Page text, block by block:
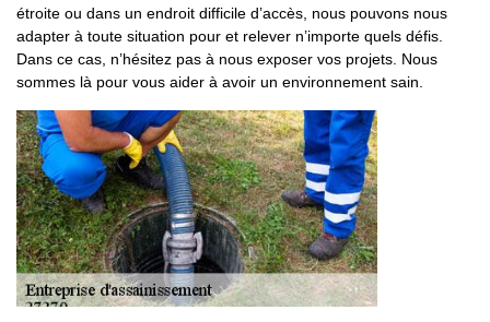
étroite ou dans un endroit difficile d’accès, nous pouvons nous
adapter à toute situation pour et relever n’importe quels défis.
Dans ce cas, n’hésitez pas à nous exposer vos projets. Nous
sommes là pour vous aider à avoir un environnement sain.